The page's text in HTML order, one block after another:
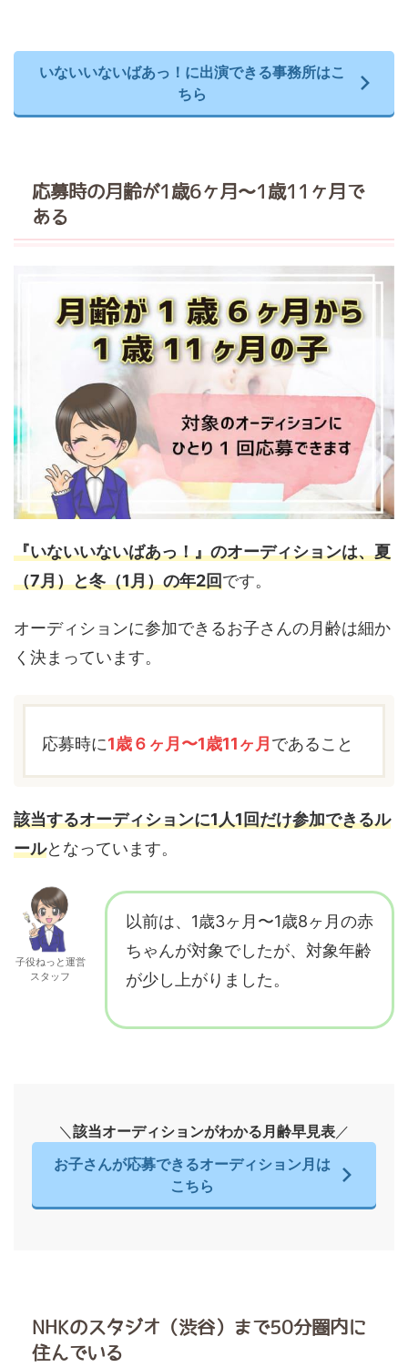
いないいないばあっ！に出演できる事務所はこ
ちら
応募時の月齢が1歳6ヶ月〜1歳11ヶ月で
ある
『いないいないばあっ！』のオーディションは、夏
（7月）と冬（1月）の年2回です。
オーディションに参加できるお子さんの月齢は細か
く決まっています。
応募時に1歳６ヶ月〜1歳11ヶ月 であること
該当するオーディションに1人1回だけ参加できるル
ールとなっています。
子役ねっと運営
スタッフ
以前は、1歳3ヶ月〜1歳8ヶ月の赤
ちゃんが対象でしたが、対象年齢
が少し上がりました。
＼ 該当オーディションがわかる月齢早見表／
お子さんが応募できるオーディション月は
こちら
NHKのスタジオ（渋谷）まで50分圏内に
住んでいる